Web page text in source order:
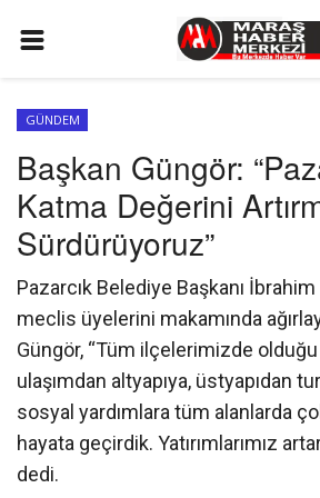
GÜNDEM
SİYASET
EKONOMİ
EĞİTİM
SPOR
İLETİŞİM
KÜNYE
FOTO GALERİ
KÜLTÜR SANAT
GÜNDEM
Başkan Güngör:
Katma Değerini
Sürdürüyoruz”
Pazarcık Belediye Başkanı
meclis üyelerini makamında
Güngör, “Tüm ilçelerimizde olduğu
ulaşımdan altyapıya, üstyapıdan
sosyal yardımlara tüm alanlarda
hayata geçirdik. Yatırımlarımız
dedi.